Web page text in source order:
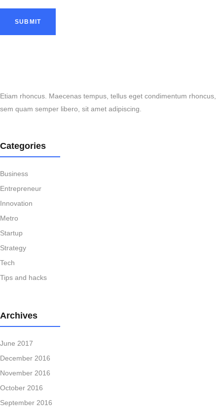
Etiam rhoncus. Maecenas tempus, tellus eget condimentum rhoncus,
sem quam semper libero, sit amet adipiscing.
Categories
Business
Entrepreneur
Innovation
Metro
Startup
Strategy
Tech
Tips and hacks
Archives
June 2017
December 2016
November 2016
October 2016
September 2016